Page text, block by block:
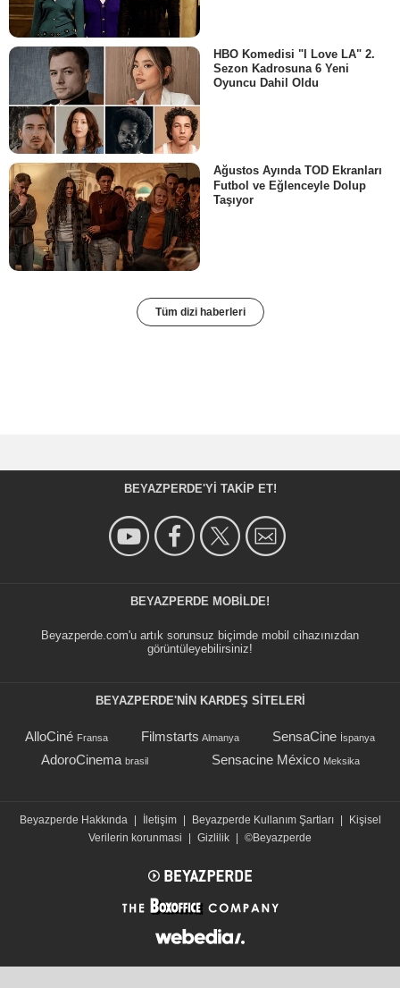
HBO Komedisi "I Love LA" 2.
Sezon Kadrosuna 6 Yeni
Oyuncu Dahil Oldu
Ağustos Ayında TOD Ekranları
Futbol ve Eğlenceyle Dolup
Taşıyor
Tüm dizi haberleri
BEYAZPERDE'YI TAKIP ET!
BEYAZPERDE MOBILDE!
Beyazperde.com'u artık sorunsuz biçimde mobil cihazınızdan
görüntüleyebilirsiniz!
BEYAZPERDE'NIN KARDEŞ SİTELERİ
AlloCiné Fransa Filmstarts Almanya SensaCine İspanya
AdoroCinema brasil Sensacine México Meksika
Beyazperde Hakkında | İletişim | Beyazperde Kullanım Şartları |
Kişisel
Verilerin korunmasi
| Gizlilik | ©Beyazperde